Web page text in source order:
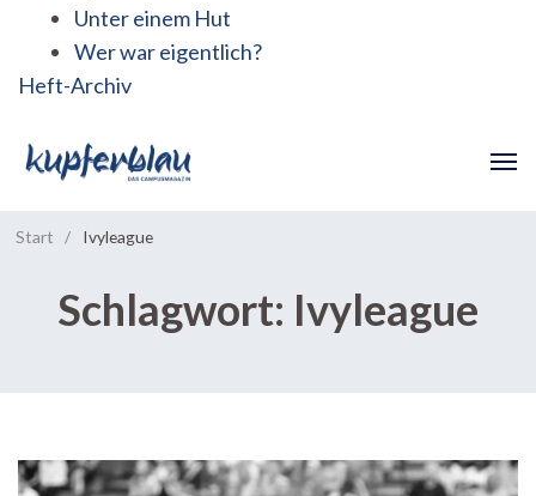
Unter einem Hut
Wer war eigentlich?
Heft-Archiv
Start / Ivyleague
Schlagwort: Ivyleague